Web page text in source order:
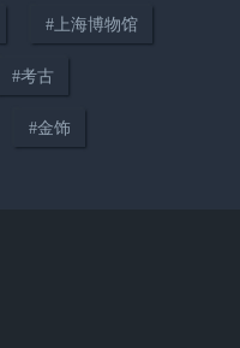
> #上海博物馆
#考古
#金饰